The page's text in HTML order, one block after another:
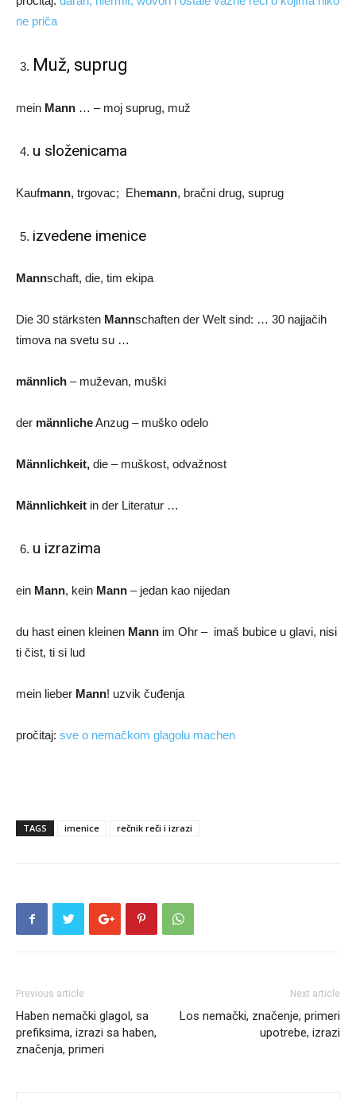
ne priča
Muž, suprug
mein Mann … – moj suprug, muž
u složenicama
Kaufmann, trgovac; Ehemann, bračni drug, suprug
izvedene imenice
Mannschaft, die, tim ekipa
Die 30 stärksten Mannschaften der Welt sind: … 30 najjačih
timova na svetu su …
männlich – muževan, muški
der männlicheAnzug – muško odelo
Männlichkeit, die – muškost, odvažnost
Männlichkeit in der Literatur …
u izrazima
ein Mann, kein Mann – jedan kao nijedan
du hast einen kleinen Mann im Ohr – imaš bubice u glavi, nisi
ti čist, ti si lud
mein lieber Mann! uzvik čuđenja
pročitaj: sve o nemačkom glagolu machen
TAGS imenice rečnik reči i izrazi
Previous article
Haben nemački glagol, sa
prefiksima, izrazi sa haben,
značenja, primeri
Next article
Los nemački, značenje, primeri
upotrebe, izrazi